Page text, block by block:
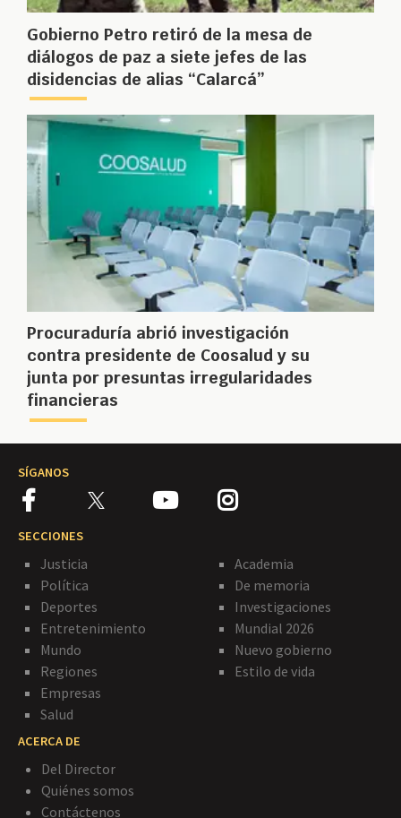
Gobierno Petro retiró de la mesa de
diálogos de paz a siete jefes de las
disidencias de alias “Calarcá”
Procuraduría abrió investigación
contra presidente de Coosalud y su
junta por presuntas irregularidades
financieras
SÍGANOS
SECCIONES
Justicia
Política
Deportes
Entretenimiento
Mundo
Regiones
Empresas
Salud
Academia
De memoria
Investigaciones
Mundial 2026
Nuevo gobierno
Estilo de vida
ACERCA DE
Del Director
Quiénes somos
Contáctenos